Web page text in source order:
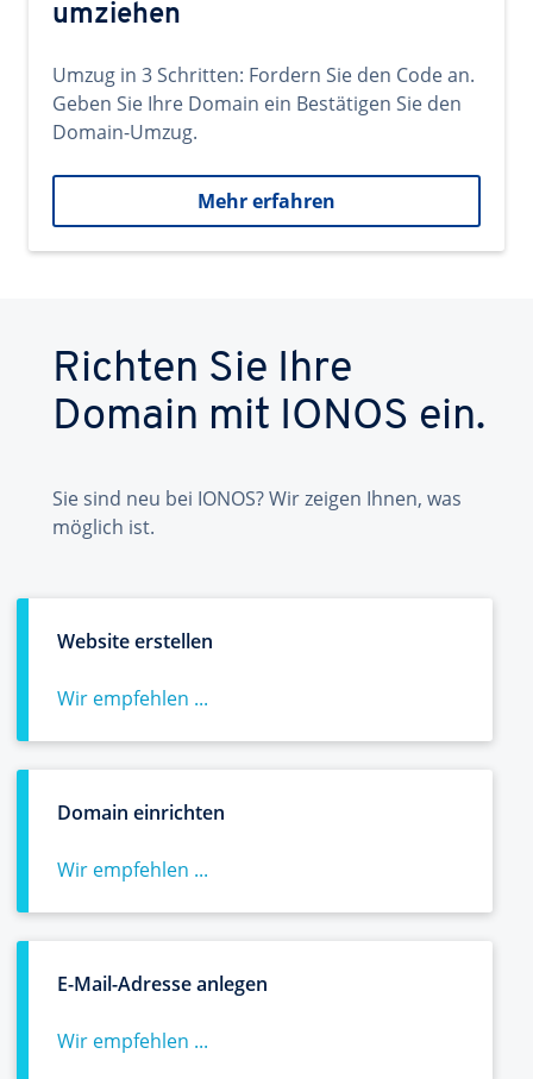
umziehen
Umzug in 3 Schritten: Fordern Sie den Code an.
Geben Sie Ihre Domain ein Bestätigen Sie den
Domain-Umzug.
Mehr erfahren
Richten Sie Ihre
Domain mit IONOS ein.
Sie sind neu bei IONOS? Wir zeigen Ihnen, was
möglich ist.
Website erstellen
Wir empfehlen ...
Domain einrichten
Wir empfehlen ...
E-Mail-Adresse anlegen
Wir empfehlen ...